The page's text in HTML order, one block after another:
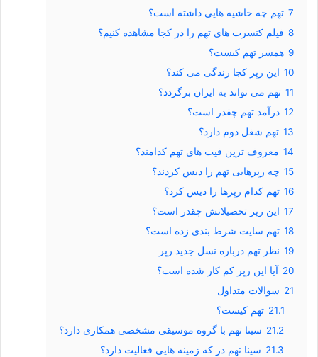
7 تهم چه حاشیه هایی داشته است؟
8 فیلم کنسرت های تهم را در کجا مشاهده کنیم؟
9 همسر تهم کیست؟
10 این رپر کجا زندگی می کند؟
11 تهم می تواند به ایران برگردد؟
12 درآمد تهم چقدر است؟
13 تهم شغل دوم دارد؟
14 معروف ترین فیت های تهم کدامند؟
15 چه رپرهایی تهم را دیس کردند؟
16 تهم کدام رپرها را دیس کرد؟
17 این رپر تحصیلاتش چقدر است؟
18 تهم سایت شرط بندی زده است؟
19 نظر تهم درباره نسل جدید رپر
20 آیا این رپر کم کار شده است؟
21 سوالات متداول
21.1 تهم کیست؟
21.2 سینا تهم با گروه موسیقی مشخصی همکاری دارد؟
21.3 سینا تهم در که زمینه هایی فعالیت دارد؟